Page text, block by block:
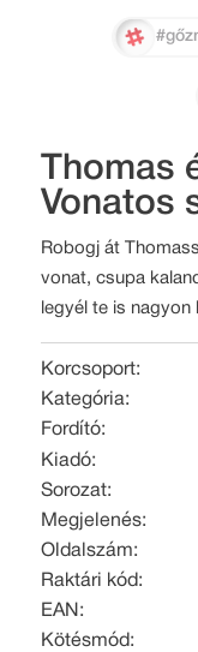
Thomas
Vonatos
Robogj át
vonat, csupa
legyél te is
Korcsoport:
Kategória:
Fordító:
Kiadó:
Sorozat:
Megjelenés:
Oldalszám:
Raktári kód:
EAN:
Kötésmód: